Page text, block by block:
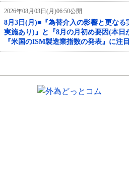
2026年08月03日(月)06:50公開
8月3日(月)■『為替介入の影響と更な
実施あり)』と『8月の月初め要因(本日
『米国のISM製造業指数の発表』に注目